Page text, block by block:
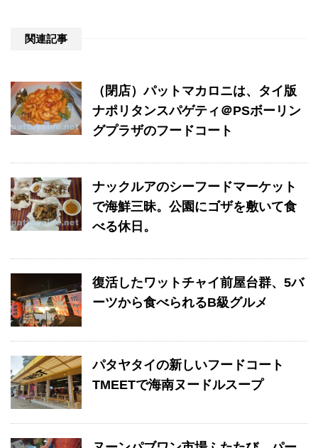
関連記事
（閉店）パットマカロニは、タイ版
ナポリタンスパゲティ＠PSボーリン
グプラザのフードコート
ナックルアのシーフードマーケット
で海鮮三昧。公園にゴザを敷いて食
べる休日。
復活したワットチャイ前屋台群、5バ
ーツから食べられるB級グルメ
パタヤタイの新しいフードコート
TMEETで海南ヌードルスープ